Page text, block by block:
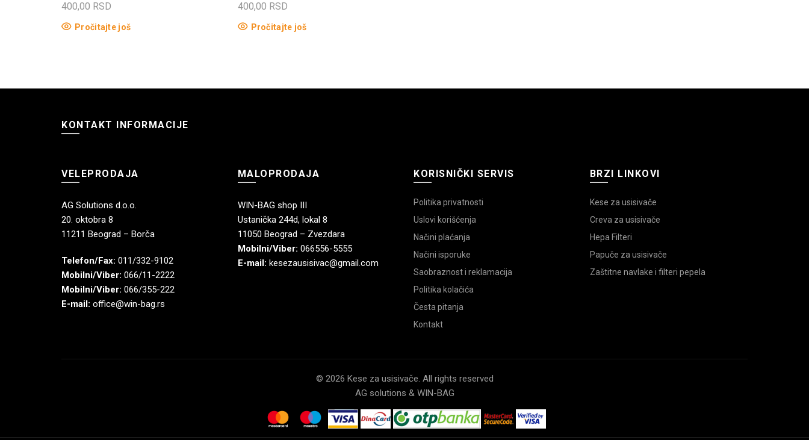
400,00 RSD
Pročitajte još
400,00 RSD
Pročitajte još
KONTAKT INFORMACIJE
VELEPRODAJA
AG Solutions d.o.o.
20. oktobra 8
11211 Beograd – Borča
Telefon/Fax: 011/332-9102
Mobilni/Viber: 066/11-2222
Mobilni/Viber: 066/355-222
E-mail: office@win-bag.rs
MALOPRODAJA
WIN-BAG shop III
Ustanička 244d, lokal 8
11050 Beograd – Zvezdara
Mobilni/Viber: 066556-5555
E-mail: kesezausisivac@gmail.com
KORISNIČKI SERVIS
Politika privatnosti
Uslovi korišćenja
Načini plaćanja
Načini isporuke
Saobraznost i reklamacija
Politika kolačića
Česta pitanja
Kontakt
BRZI LINKOVI
Kese za usisivače
Creva za usisivače
Hepa Filteri
Papuče za usisivače
Zaštitne navlake i filteri pepela
© 2026 Kese za usisivače. All rights reserved
AG solutions & WIN-BAG